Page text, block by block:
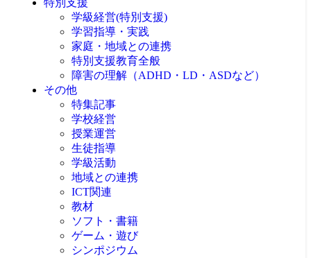
特別支援
学級経営(特別支援)
学習指導・実践
家庭・地域との連携
特別支援教育全般
障害の理解（ADHD・LD・ASDなど）
その他
特集記事
学校経営
授業運営
生徒指導
学級活動
地域との連携
ICT関連
教材
ソフト・書籍
ゲーム・遊び
シンポジウム